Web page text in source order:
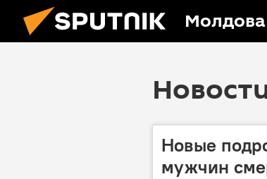
Молдова
Новые
мужчин